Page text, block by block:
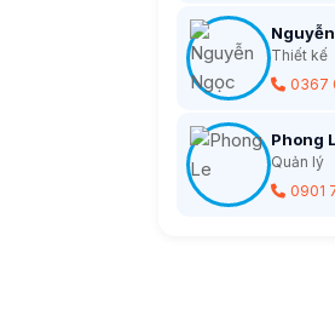
Thiết kế
0367
Phong
Quản lý
0901